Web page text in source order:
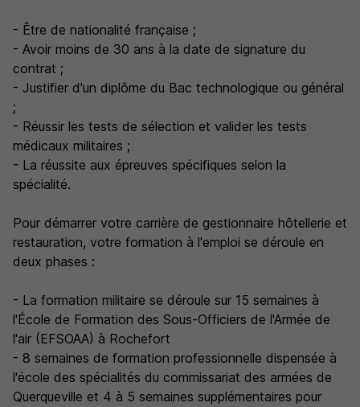
- Être de nationalité française ;
- Avoir moins de 30 ans à la date de signature du
contrat ;
- Justifier d'un diplôme du Bac technologique ou général
;
- Réussir les tests de sélection et valider les tests
médicaux militaires ;
- La réussite aux épreuves spécifiques selon la
spécialité.
Pour démarrer votre carrière de gestionnaire hôtellerie et
restauration, votre formation à l'emploi se déroule en
deux phases :
- La formation militaire se déroule sur 15 semaines à
l'École de Formation des Sous-Officiers de l'Armée de
l'air (EFSOAA) à Rochefort
- 8 semaines de formation professionnelle dispensée à
l'école des spécialités du commissariat des armées de
Querqueville et 4 à 5 semaines supplémentaires pour